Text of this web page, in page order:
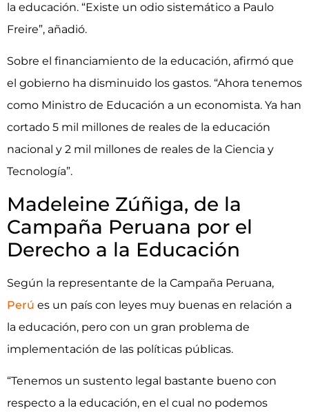
la educación. “Existe un odio sistemático a Paulo
Freire”, añadió.
Sobre el financiamiento de la educación, afirmó que
el gobierno ha disminuido los gastos. “Ahora tenemos
como Ministro de Educación a un economista. Ya han
cortado 5 mil millones de reales de la educación
nacional y 2 mil millones de reales de la Ciencia y
Tecnología”.
Madeleine Zúñiga, de la
Campaña Peruana por el
Derecho a la Educación
Según la representante de la Campaña Peruana,
Perú es un país con leyes muy buenas en relación a
la educación, pero con un gran problema de
implementación de las políticas públicas.
“Tenemos un sustento legal bastante bueno con
respecto a la educación, en el cual no podemos